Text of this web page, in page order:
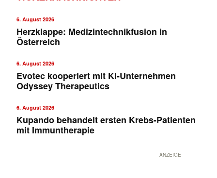
6. August 2026
Herzklappe: Medizintechnikfusion in
Österreich
6. August 2026
Evotec kooperiert mit KI-Unternehmen
Odyssey Therapeutics
6. August 2026
Kupando behandelt ersten Krebs-Patienten
mit Immuntherapie
ANZEIGE